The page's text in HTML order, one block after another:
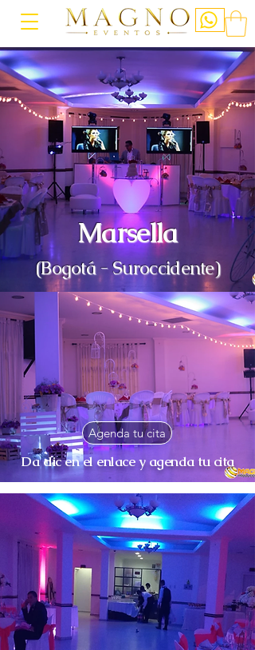
Marsella
(Bogotá - Suroccidente)
Agenda tu cita
Da clic en el enlace y agenda tu cita